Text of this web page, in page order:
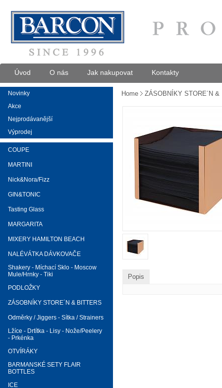
Úvod O nás Jak nakupovat Kontakty
Novinky
Akce
Nejprodávanější
Výprodej
COUPE
MARTINI
Nick&Nora/Fizz
GIN&TONIC
Tasting Glass
MARGARITA
MIXERY HAMILTON BEACH
NALÉVÁTKA DÁVKOVAČE
Shakery - Míchací Sklo - Moscow
Mule/Hrnky - Tiki
PODLOŽKY
ZÁSOBNÍKY STORE´N & BITTERS
Odměrky / Jiggers - Sítka / Strainers
Lžíce - Drtítka - Lisy - Nože/Peelery
- Prkénka
OTVÍRÁKY
BARMANSKÉ SETY FLAIR
BOTTLES
ICE
Home ZÁSOBNÍKY STORE´N &
Popis